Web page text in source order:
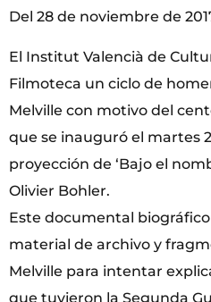
Del 28 de noviembre de
El Institut Valencià de
Filmoteca un ciclo de
Melville con motivo del
que se inauguró el martes
proyección de ‘Bajo el
Olivier Bohler.
Este documental
material de archivo y
Melville para intentar
que tuvieron la Segunda